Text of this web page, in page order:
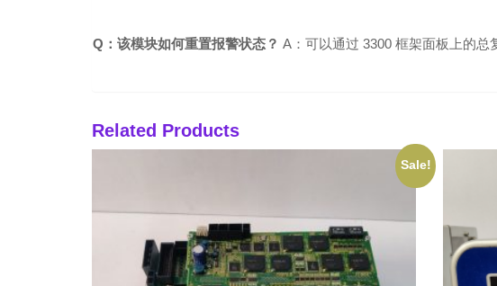
Q：该模块如何重置报警状态？ A：可以通过 3300 框架面板上的总
Related Products
Sale!